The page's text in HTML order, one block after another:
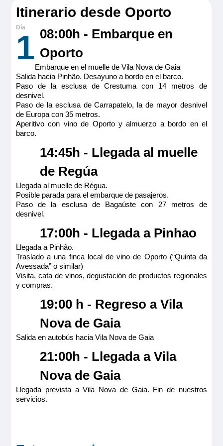
Reservar
Reservar
Reservar
125€
Reservar
31/10/2026
extras.
suplementos de puente u otras opciones.
Itinerario desde Oporto
1 08:00h - Embarque en
Oporto
Embarque en el muelle de Vila Nova de Gaia
Salida hacia Pinhão. Desayuno a bordo en el barco.
Paso de la esclusa de Crestuma con 14 metros de
desnivel.
Paso de la esclusa de Carrapatelo, la de mayor desnivel
de Europa con 35 metros.
Aperitivo con vino de Oporto y almuerzo a bordo en el
barco.
14:45h - Llegada al muelle
de Regúa
Llegada al muelle de Régua.
Posible parada para el embarque de pasajeros.
Paso de la esclusa de Bagaúste con 27 metros de
desnivel.
17:00h - Llegada a Pinhao
Llegada a Pinhão.
Traslado a una finca local de vino de Oporto (“Quinta da
Avessada” o similar)
Visita, cata de vinos, degustación de productos regionales
y compras.
19:00 h - Regreso a Vila
Nova de Gaia
Salida en autobús hacia Vila Nova de Gaia
21:00h - Llegada a Vila
Nova de Gaia
Llegada prevista a Vila Nova de Gaia. Fin de nuestros
servicios.